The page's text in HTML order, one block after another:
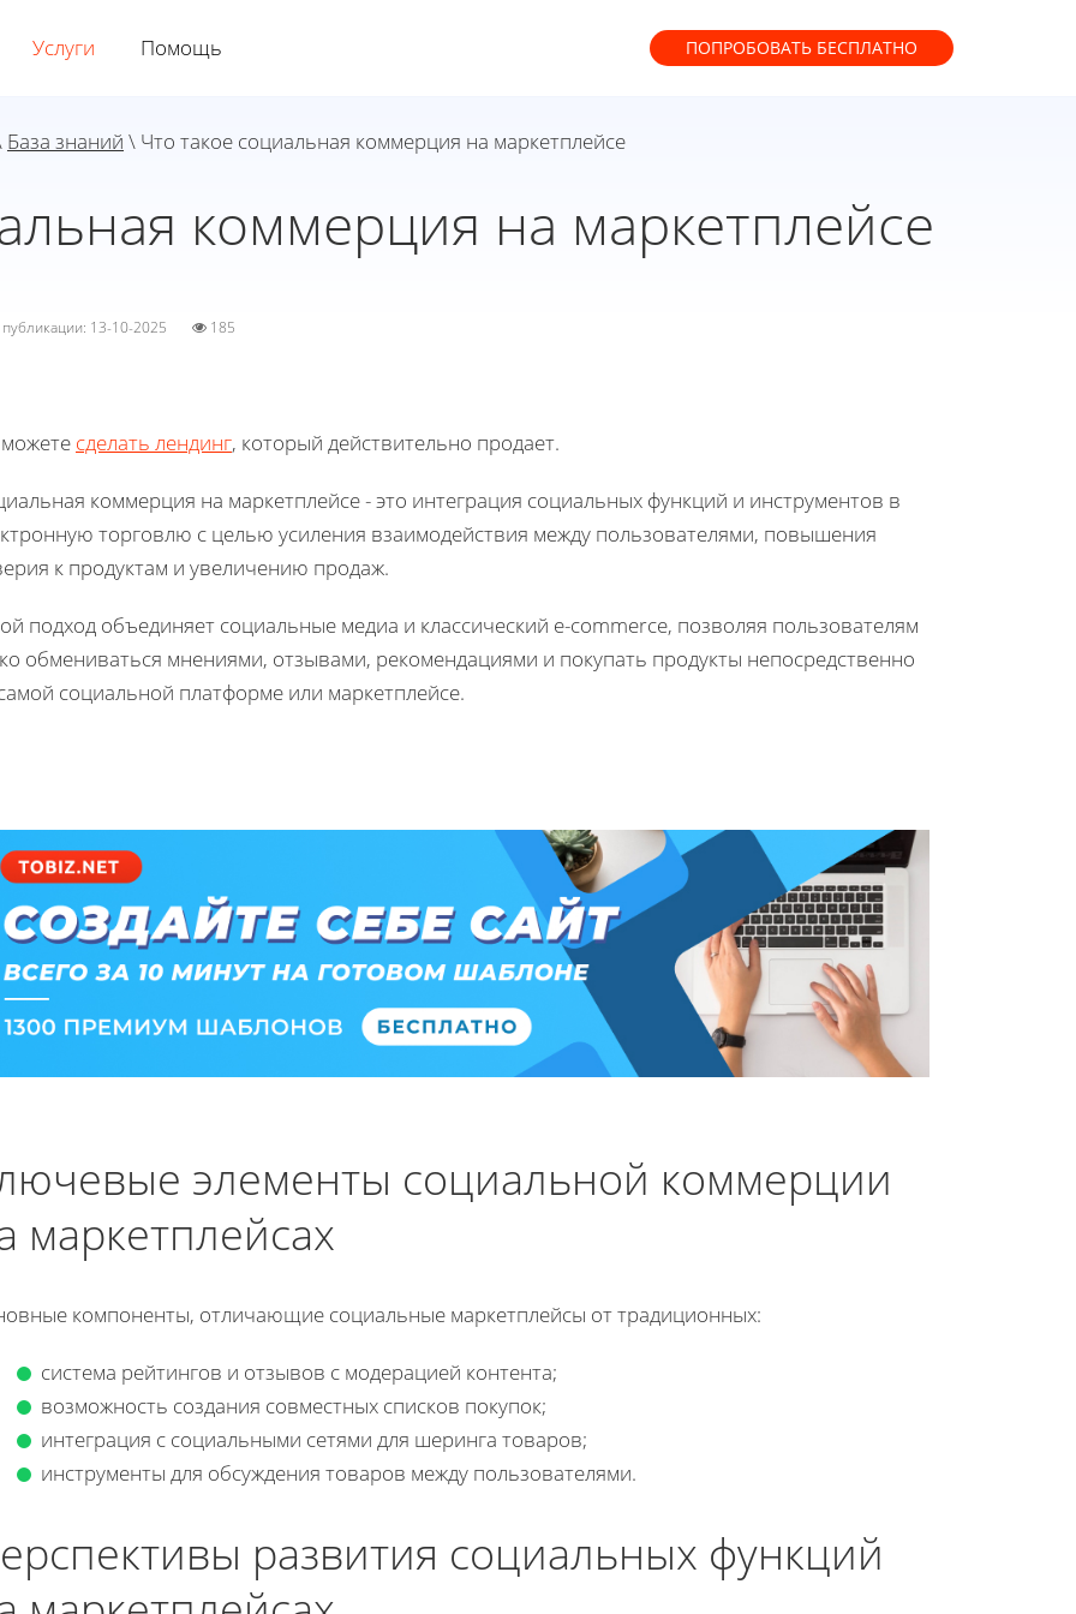
Услуги Помощь ПОПРОБОВАТЬ БЕСПЛАТНО
База знаний \ Что такое социальная коммерция на маркетплейсе
коммерция на маркетплейсе
публикации: 13-10-2025 185
сделать лендинг, который действительно продает.
коммерция на маркетплейсе - это интеграция социальных функций и инструментов в
торговлю с целью усиления взаимодействия между пользователями, повышения
к продуктам и увеличению продаж.
подход объединяет социальные медиа и классический e-commerce, позволяя пользователям
обмениваться мнениями, отзывами, рекомендациями и покупать продукты непосредственно
социальной платформе или маркетплейсе.
элементы социальной коммерции
маркетплейсах
компоненты, отличающие социальные маркетплейсы от традиционных:
система рейтингов и отзывов с модерацией контента;
возможность создания совместных списков покупок;
интеграция с социальными сетями для шеринга товаров;
инструменты для обсуждения товаров между пользователями.
развития социальных функций